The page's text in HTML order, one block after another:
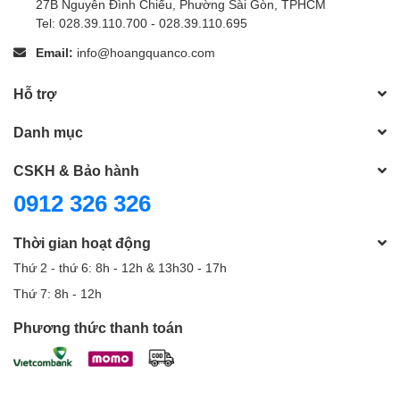
27B Nguyễn Đình Chiểu, Phường Sài Gòn, TPHCM
Tel: 028.39.110.700 - 028.39.110.695
Email: info@hoangquanco.com
Hỗ trợ
Danh mục
CSKH & Bảo hành
0912 326 326
Thời gian hoạt động
Thứ 2 - thứ 6: 8h - 12h & 13h30 - 17h
Thứ 7: 8h - 12h
Phương thức thanh toán